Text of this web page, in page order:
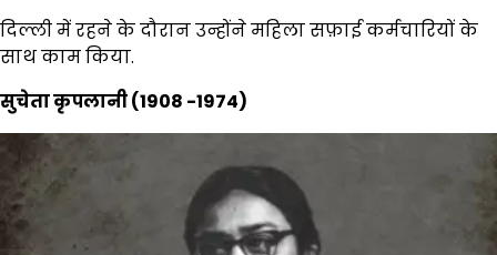
दिल्ली में रहने के दौरान उन्होंने महिला सफ़ाई कर्मचारियों के
साथ काम किया.
सुचेता कृपलानी (1908 -1974)